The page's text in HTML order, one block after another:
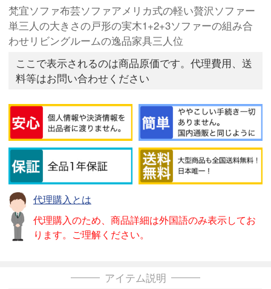
梵宜ソファ布芸ソファアメリカ式の軽い贅沢ソファー
単三人の大きさの戸形の実木1+2+3ソファーの組み合
わせリビングルームの逸品家具三人位
ここで表示されるのは商品原価です。代理費用、送
料等はお問い合わせください
代理購入とは
代理購入のため、商品詳細は外国語のみ表示してお
ります。ご理解ください。
アイテム説明